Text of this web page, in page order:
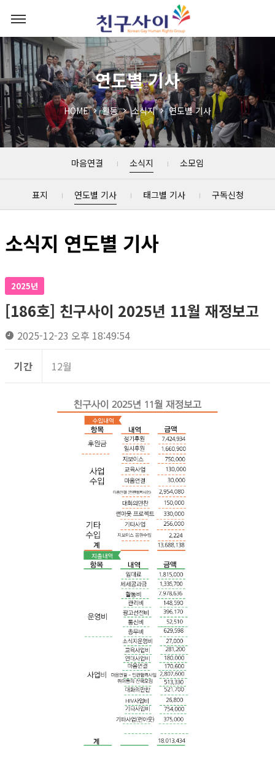
연도별 기사
HOME 활동 소식지 연도별 기사
마음연결 소식지 소모임
표지 연도별 기사 태그별 기사 구독신청
소식지 연도별 기사
2025년
[186호] 친구사이 2025년 11월 재정보고
2025-12-23 오후 18:49:54
기간 12월